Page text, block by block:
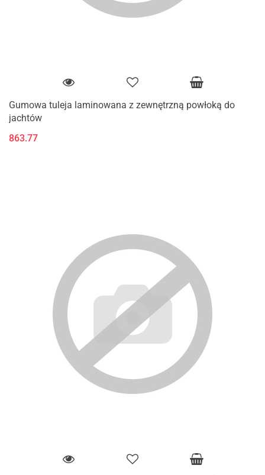
Gumowa tuleja laminowana z zewnętrzną powłoką do
jachtów
863.77